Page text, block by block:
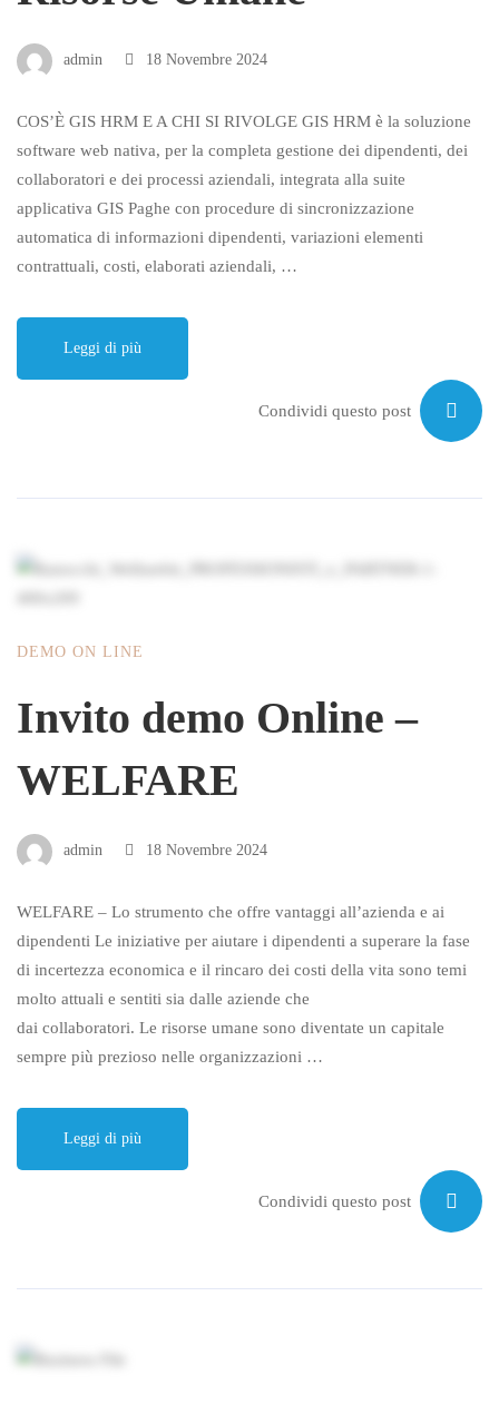
admin 18 Novembre 2024
COS’È GIS HRM E A CHI SI RIVOLGE GIS HRM è la soluzione
software web nativa, per la completa gestione dei dipendenti, dei
collaboratori e dei processi aziendali, integrata alla suite
applicativa GIS Paghe con procedure di sincronizzazione
automatica di informazioni dipendenti, variazioni elementi
contrattuali, costi, elaborati aziendali, …
Leggi di più
Condividi questo post
DEMO ON LINE
Invito demo Online –
WELFARE
admin 18 Novembre 2024
WELFARE – Lo strumento che offre vantaggi all’azienda e ai
dipendenti Le iniziative per aiutare i dipendenti a superare la fase
di incertezza economica e il rincaro dei costi della vita sono temi
molto attuali e sentiti sia dalle aziende che
dai collaboratori. Le risorse umane sono diventate un capitale
sempre più prezioso nelle organizzazioni …
Leggi di più
Condividi questo post